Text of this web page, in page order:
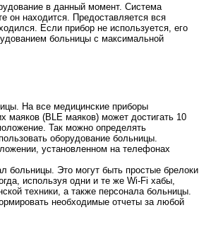
в данный момент. Система
он находится. Предоставляется вся
Если прибор не используется, его
больницы с максимальной
На все медицинские приборы
маяков (BLE маяков) может достигать 10
Так можно определять
оборудование больницы.
установленном на телефонах
больницы. Это могут быть простые брелоки
используя одни и те же Wi-Fi хабы,
техники, а также персонала больницы.
необходимые отчеты за любой